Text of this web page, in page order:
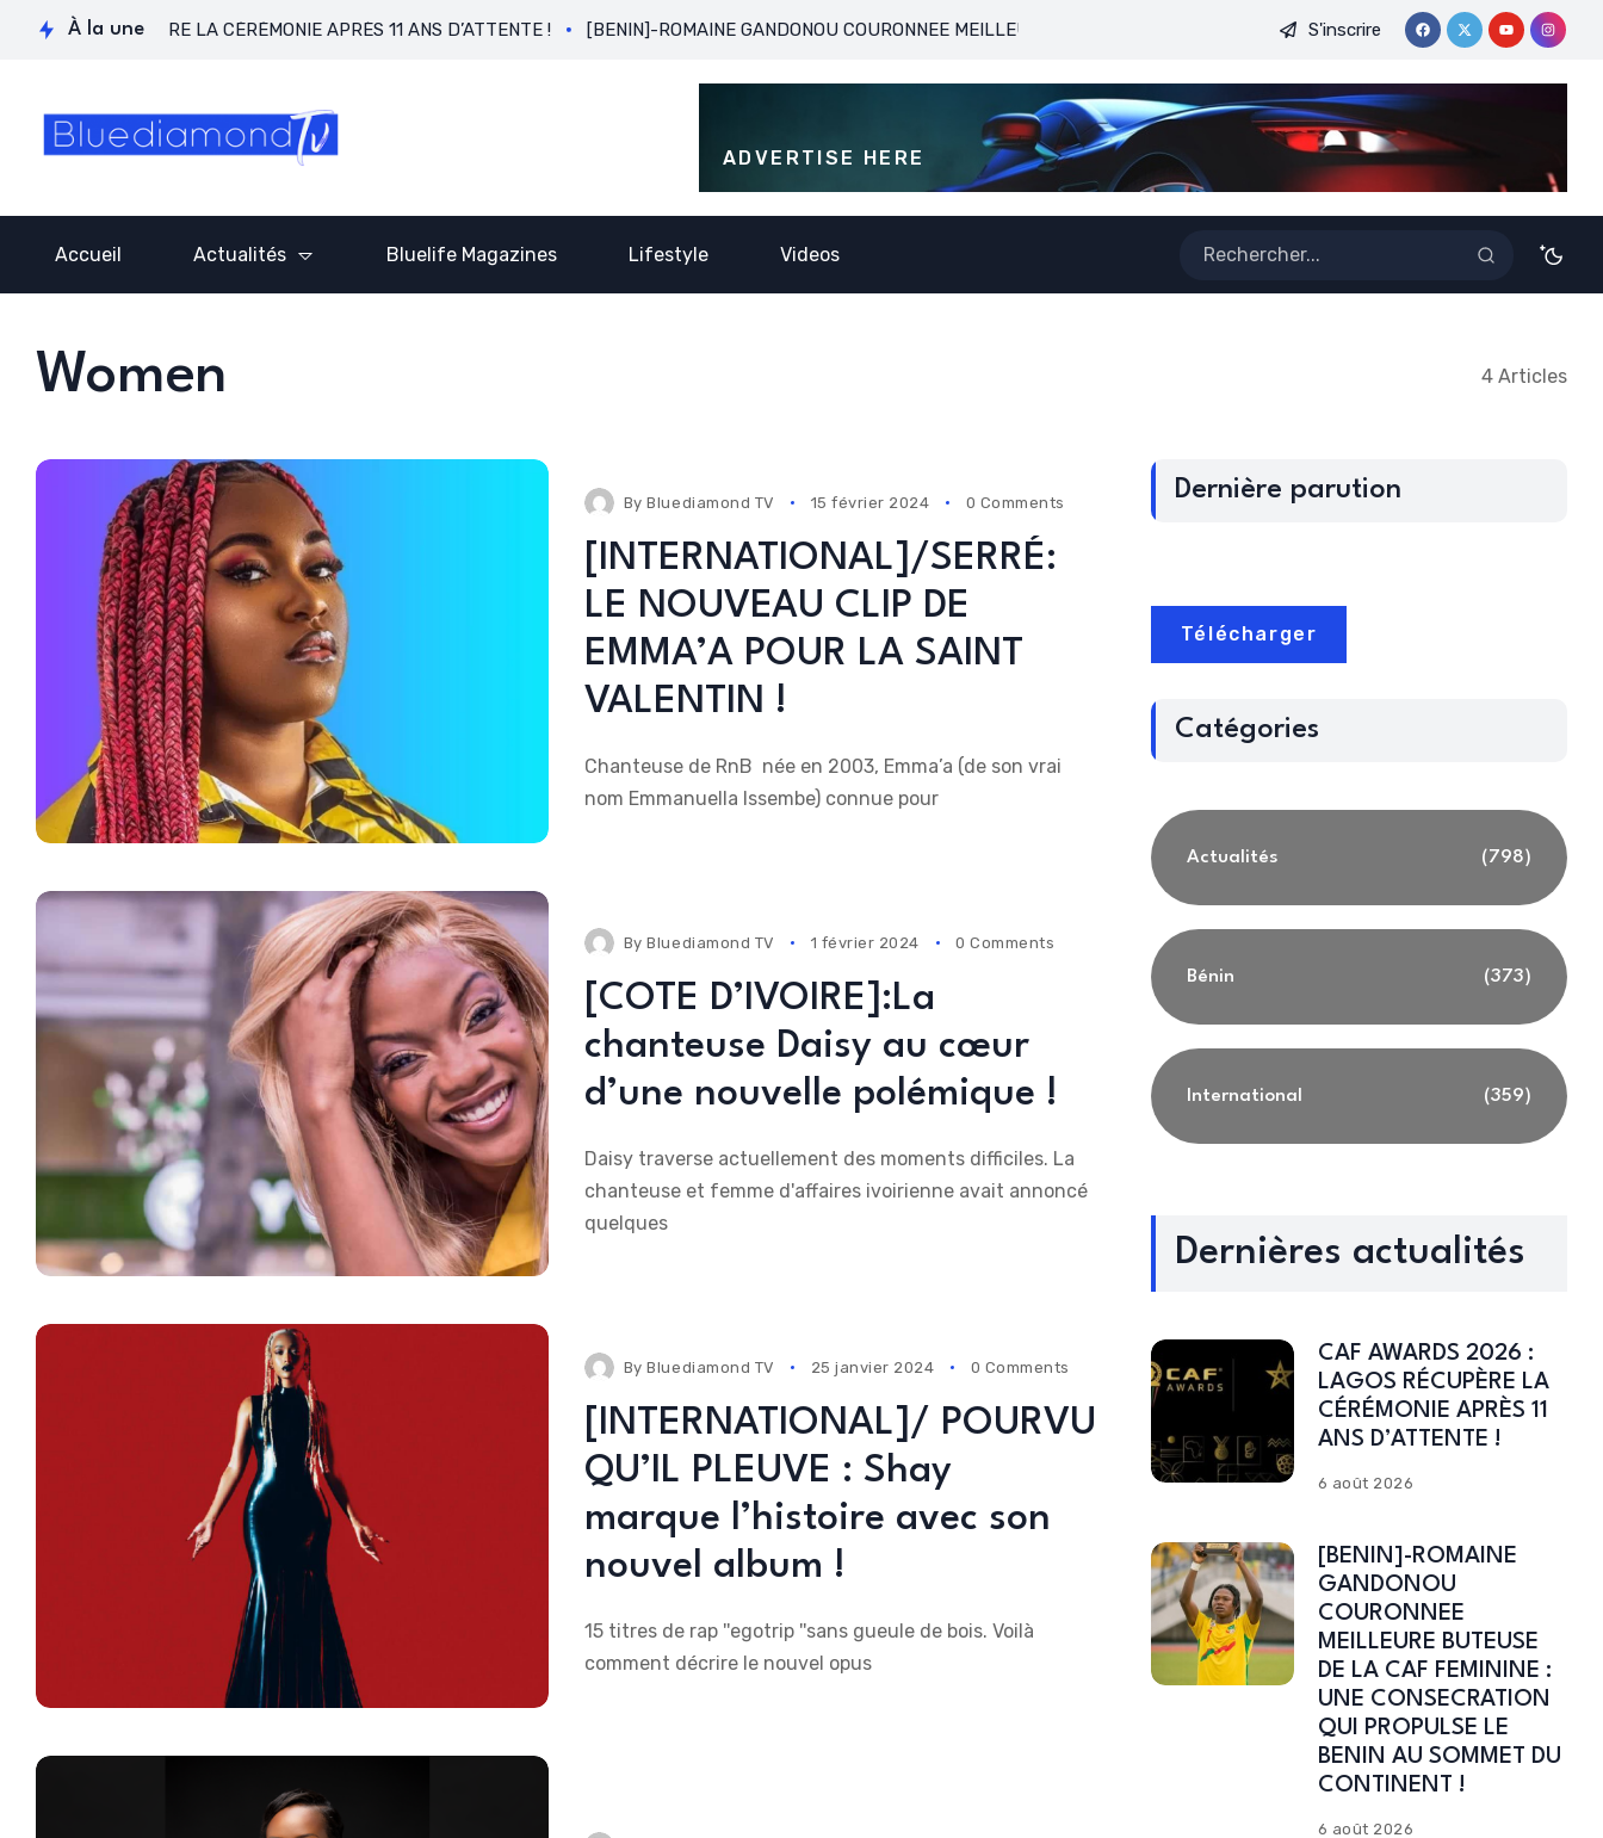
À la une
RÉCUPÈRE LA CÉRÉMONIE APRÈS 11 ANS D’ATTENTE ! [BENIN]-ROMAINE GANDONOU COURONNEE MEILLEURE BUTEUSE DE LA CAF FEMININE : UNE CONSECRATION QUI PROPULSE
S'inscrire
ADVERTISE HERE
Accueil Actualités Bluelife Magazines Lifestyle Videos
Women 4 Articles
ByBluediamond TV 15 février 2024 0 Comments
[INTERNATIONAL]/SERRÉ:
LE NOUVEAU CLIP DE
EMMA’A POUR LA SAINT
VALENTIN !
Chanteuse de RnB née en 2003, Emma’a (de son vrai
nom Emmanuella Issembe) connue pour
ByBluediamond TV 1 février 2024 0 Comments
[COTE D’IVOIRE]:La
chanteuse Daisy au cœur
d’une nouvelle polémique !
Daisy traverse actuellement des moments difficiles. La
chanteuse et femme d'affaires ivoirienne avait annoncé
quelques
ByBluediamond TV 25 janvier 2024 0 Comments
[INTERNATIONAL]/ POURVU
QU’IL PLEUVE : Shay
marque l’histoire avec son
nouvel album !
15 titres de rap ''egotrip ''sans gueule de bois. Voilà
comment décrire le nouvel opus
Dernière parution
Télécharger
Catégories
Actualités (798)
Bénin (373)
International (359)
Dernières actualités
CAF AWARDS 2026 :
LAGOS RÉCUPÈRE LA
CÉRÉMONIE APRÈS 11
ANS D’ATTENTE !
6 août 2026
[BENIN]-ROMAINE
GANDONOU
COURONNEE
MEILLEURE BUTEUSE
DE LA CAF FEMININE :
UNE CONSECRATION
QUI PROPULSE LE
BENIN AU SOMMET DU
CONTINENT !
6 août 2026